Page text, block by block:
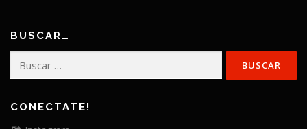
BUSCAR…
CONECTATE!